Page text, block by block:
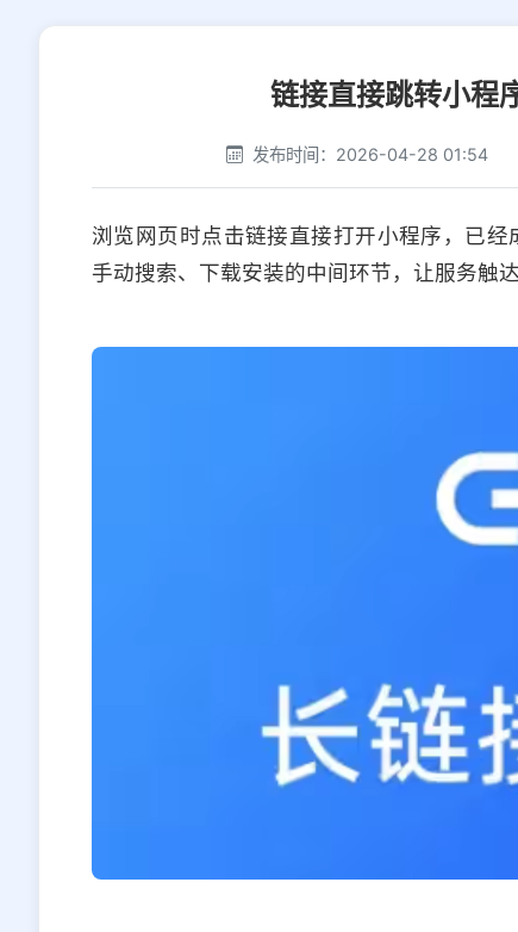
链接直接跳转小程
发布时间：2026-04-28 01:54
浏览网页时点击链接直接打开小程序，已
手动搜索、下载安装的中间环节，让服务触